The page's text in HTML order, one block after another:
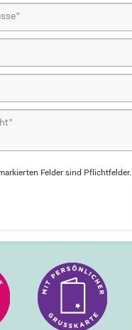
Felder sind Pflichtfelder.